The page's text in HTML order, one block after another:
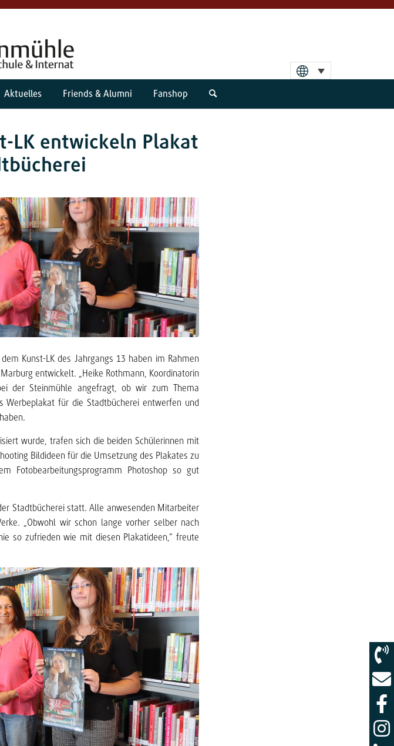
Aktuelles Friends & Alumni Fanshop
LK entwickeln Plakat
Kunst-LK des Jahrgangs 13 haben im Rahmen
entwickelt. „Heike Rothmann, Koordinatorin
der Steinmühle angefragt, ob wir zum Thema
Werbeplakat für die Stadtbücherei entwerfen und
wurde, trafen sich die beiden Schülerinnen mit
Bildideen für die Umsetzung des Plakates zu
Fotobearbeitungsprogramm Photoshop so gut
Stadtbücherei statt. Alle anwesenden Mitarbeiter
„Obwohl wir schon lange vorher selber nach
so zufrieden wie mit diesen Plakatideen,“ freute